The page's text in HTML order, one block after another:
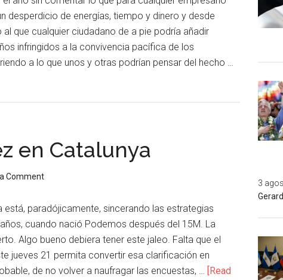
desperdicio de energías, tiempo y dinero y desde
que cualquier ciudadano de a pie podría añadir
infringidos a la convivencia pacífica de los
a lo que unos y otras podrían pensar del hecho …
en Catalunya
Comment
está, paradójicamente, sincerando las estrategias
cuando nació Podemos después del 15M. La
Algo bueno debiera tener este jaleo. Falta que el
jueves 21 permita convertir esa clarificación en
de no volver a naufragar las encuestas, … [Read
3